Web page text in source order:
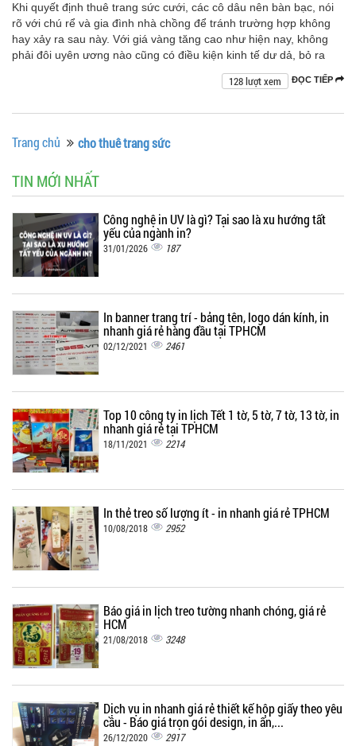
Khi quyết định thuê trang sức cưới, các cô dâu nên bàn bạc, nói
rõ với chú rể và gia đình nhà chồng để tránh trường hợp không
hay xảy ra sau này. Với giá vàng tăng cao như hiện nay, không
phải đôi uyên ương nào cũng có điều kiện kinh tế dư dả, bỏ ra
ĐỌC TIẾP
128 lượt xem
Trang chủ cho thuê trang sức
TIN MỚI NHẤT
Công nghệ in UV là gì? Tại sao là xu hướng tất
yếu của ngành in?
31/01/2026 187
In banner trang trí - bảng tên, logo dán kính, in
nhanh giá rẻ hàng đầu tại TPHCM
02/12/2021 2461
Top 10 công ty in lịch Tết 1 tờ, 5 tờ, 7 tờ, 13 tờ, in
nhanh giá rẻ tại TPHCM
18/11/2021 2214
In thẻ treo số lượng ít - in nhanh giá rẻ TPHCM
10/08/2018 2952
Báo giá in lịch treo tường nhanh chóng, giá rẻ
HCM
21/08/2018 3248
Dịch vụ in nhanh giá rẻ thiết kế hộp giấy theo yêu
cầu - Báo giá trọn gói design, in ấn,...
26/12/2020 2917